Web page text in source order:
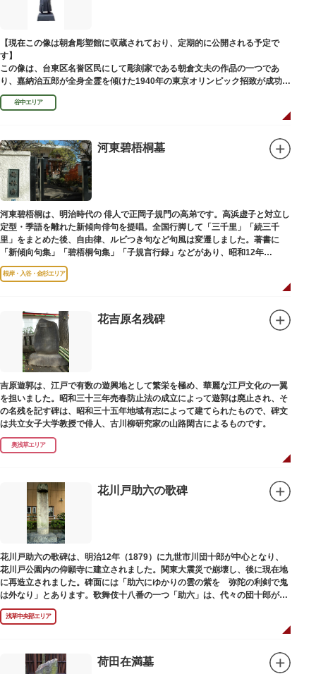
【現在この像は朝倉彫塑館に収蔵されており、定期的に公開される予定で
す】
この像は、台東区名誉区民にして彫刻家である朝倉文夫の作品の一つであ
り、嘉納治五郎が全身全霊を傾けた1940年の東京オリンピック招致が成功
（のちに返上）した、1936年に制作されました。
朝倉文夫は、1907～1910年ころに嘉納と知り合ったと推察されます。その
後も縁があり、嘉納の人柄や骨格などを熟知していた朝倉は、嘉納の海外出
ポーズは、嘉納の柔道家としての「不動の姿勢」を意識したと思われます。
谷中エリア
河東碧梧桐墓
河東碧梧桐は、明治時代の 俳人で正岡子規門の高弟です。高浜虚子と対立し
定型・季語を離れた新傾向俳句を提唱。全国行脚して「三千里」「続三千
里」をまとめた後、自由律、ルビつき句など句風は変遷しました。著書に
「新傾向句集」「碧梧桐句集」「子規言行録」などがあり、昭和12年
（1937）に没し、お墓は梅林寺（ばいりんじ）にあります。
根岸・入谷・金杉エリア
花吉原名残碑
吉原遊郭は、江戸で有数の遊興地として繁栄を極め、華麗な江戸文化の一翼
を担いました。昭和三十三年売春防止法の成立によって遊郭は廃止され、そ
の名残を記す碑は、昭和三十五年地域有志によって建てられたもので、碑文
は共立女子大学教授で俳人、古川柳研究家の山路閑古によるものです。
奥浅草エリア
花川戸助六の歌碑
花川戸助六の歌碑は、明治12年（1879）に九世市川団十郎が中心となり、
花川戸公園内の仰願寺に建立されました。関東大震災で崩壊し、後に現在地
に再造立されました。碑面には「助六にゆかりの雲の紫を 弥陀の利剣で鬼
は外なり」とあります。歌舞伎十八番の一つ「助六」は、代々の団十郎が伝
えていますが、助六の実像は不明です。
浅草中央部エリア
荷田在満墓